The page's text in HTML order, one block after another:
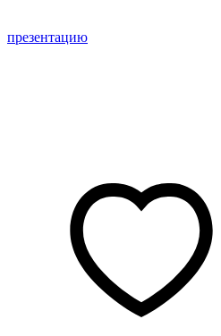
презентацию